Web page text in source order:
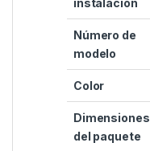
Número de
modelo
Color
Dimensiones
del paquete